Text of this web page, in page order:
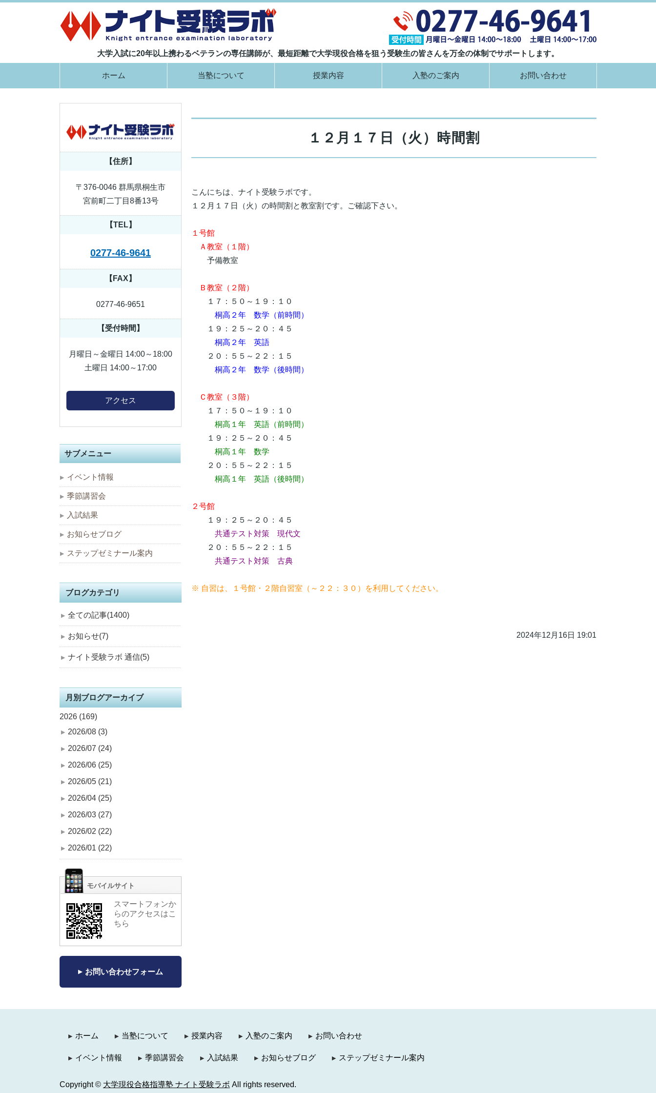
大学現役合格指導塾 ナイト受験ラボ｜群馬県桐生市
大学入試に20年以上携わるベテランの専任講師が、最短距離で大学現役合格を狙う受験生の皆さんを万全の体制でサポートします。
ホーム 当塾について 授業内容 入塾のご案内 お問い合わせ
１２月１７日（火）時間割
こんにちは、ナイト受験ラボです。
１２月１７日（火）の時間割と教室割です。ご確認下さい。
１号館
Ａ教室（１階）
予備教室
Ｂ教室（２階）
１７：５０～１９：１０
桐高２年 数学（前時間）
１９：２５～２０：４５
桐高２年 英語
２０：５５～２２：１５
桐高２年 数学（後時間）
Ｃ教室（３階）
１７：５０～１９：１０
桐高１年 英語（前時間）
１９：２５～２０：４５
桐高１年 数学
２０：５５～２２：１５
桐高１年 英語（後時間）
２号館
１９：２５～２０：４５
共通テスト対策 現代文
２０：５５～２２：１５
共通テスト対策 古典
※ 自習は、１号館・２階自習室（～２２：３０）を利用してください。
2024年12月16日 19:01
【住所】
〒376-0046 群馬県桐生市
宮前町二丁目8番13号
【TEL】
0277-46-9641
【FAX】
0277-46-9651
【受付時間】
月曜日～金曜日 14:00～18:00
土曜日 14:00～17:00
アクセス
サブメニュー
イベント情報
季節講習会
入試結果
お知らせブログ
ステップゼミナール案内
ブログカテゴリ
全ての記事(1400)
お知らせ(7)
ナイト受験ラボ 通信(5)
月別ブログアーカイブ
2026 (169)
2026/08 (3)
2026/07 (24)
2026/06 (25)
2026/05 (21)
2026/04 (25)
2026/03 (27)
2026/02 (22)
2026/01 (22)
モバイルサイト
スマートフォンか
らのアクセスはこ
ちら
お問い合わせフォーム
ホーム 当塾について 授業内容 入塾のご案内 お問い合わせ
イベント情報 季節講習会 入試結果 お知らせブログ ステップゼミナール案内
Copyright © 大学現役合格指導塾 ナイト受験ラボ All rights reserved.